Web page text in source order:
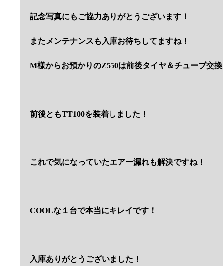
記念写真にもご協力ありがとうございます！
またメンテナンスも入庫お待ちしてますね！
M様からお預かりのZ550は前後タイヤ＆チューブ交
前後ともTT100を装着しました！
これで気になっていたエアー漏れも解決ですね！
COOLな１台で本当にキレイです！
入庫ありがとうございました！